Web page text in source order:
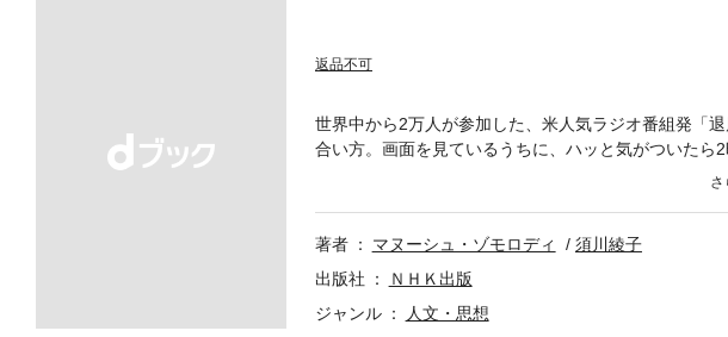
返品不可
世界中から2万人が参加した、米人気ラジオ番組発「
合い方。画面を見ているうちに、ハッと気がついたら
用しているはずなのに、なぜか長くなっていくToDo
著者
マヌーシュ・ゾモロディ
須川綾子
出版社
ＮＨＫ出版
ジャンル
人文・思想